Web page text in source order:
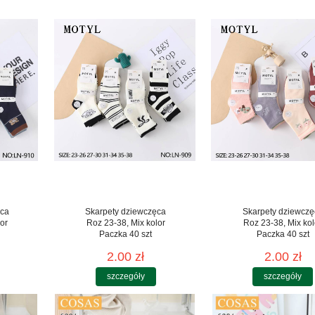
Skarpety dziewczęca
Roz 23-38, Mix kolor
Paczka 40 szt
2.00 zł
szczegóły
Skarpety
Roz 23-38, Mix
Paczka 40 szt
2.00 zł
szczegóły